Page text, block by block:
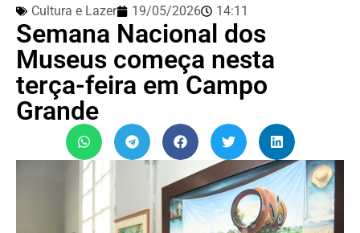
Cultura e Lazer 19/05/2026 14:11
Semana Nacional dos
Museus começa nesta
terça-feira em Campo
Grande